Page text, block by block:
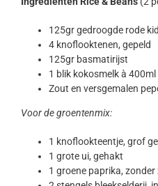
125gr gedroogde rode
4 knoflooktenen, gepeld
125gr basmatirijst
1 blik kokosmelk à 400ml
Zout en versgemalen
Voor de groentenmix:
1 knoflookteentje, grof
1 grote ui, gehakt
1 groene paprika,